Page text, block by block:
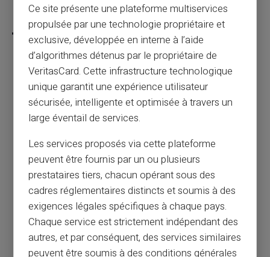
Partager cet article
Comment la carte prépayée simplifie-t-elle
la gestion de votre budget ?
Comment la carte prépayée réduit
efficacement vos frais bancaires
Article suivant
Ce site présente une plateforme multiservices
propulsée par une technologie propriétaire et
exclusive, développée en interne à l’aide
d’algorithmes détenus par le propriétaire de
VeritasCard. Cette infrastructure technologique
unique garantit une expérience utilisateur
sécurisée, intelligente et optimisée à travers un
large éventail de services.
Les services proposés via cette plateforme
peuvent être fournis par un ou plusieurs
prestataires tiers, chacun opérant sous des
cadres réglementaires distincts et soumis à des
exigences légales spécifiques à chaque pays.
Chaque service est strictement indépendant des
autres, et par conséquent, des services similaires
peuvent être soumis à des conditions générales